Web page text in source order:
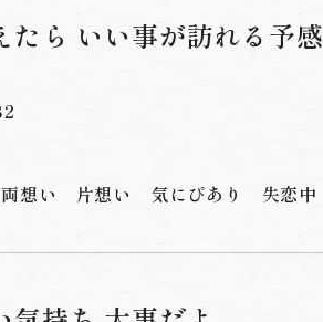
たら いい事が訪れる予感
両想い 片想い 気にぴあり 失恋中